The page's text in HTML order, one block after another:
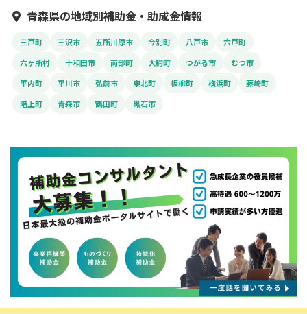
青森県の地域別補助金・助成金情報
三戸町 三沢市 五所川原市 今別町 八戸市
六戸町
六ヶ所村
十和田市 南部町 大鰐町 つがる市
むつ市
平内町
平川市 弘前市 東北町 板柳町 横浜町
藤崎町
階上町
青森市 鶴田町 黒石市